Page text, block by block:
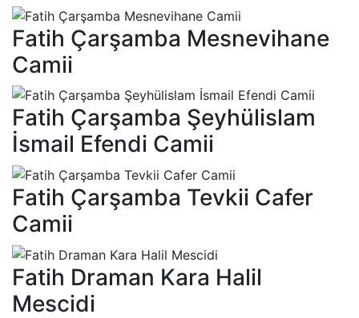
Fatih Çarşamba Mesnevihane
Camii
Fatih Çarşamba Şeyhülislam
İsmail Efendi Camii
Fatih Çarşamba Tevkii Cafer
Camii
Fatih Draman Kara Halil
Mescidi